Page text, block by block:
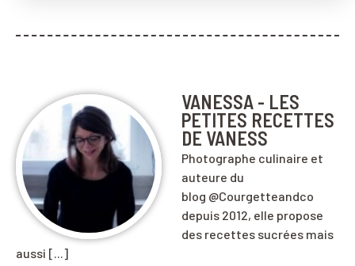
VANESSA - LES
PETITES RECETTES
DE VANESS
Photographe culinaire et
auteure du
blog @Courgetteandco
depuis 2012, elle propose
des recettes sucrées mais
aussi [...]